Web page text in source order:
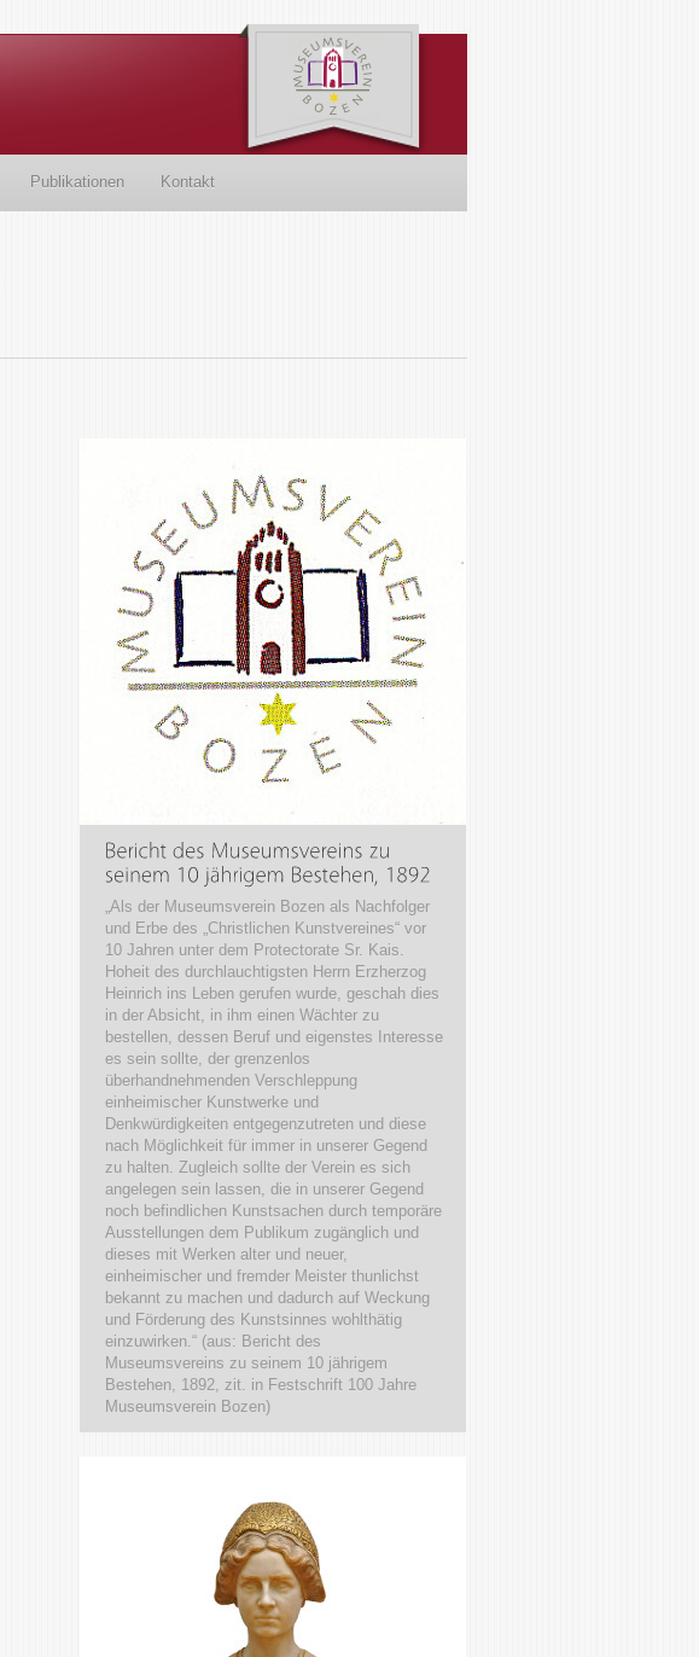
Publikationen Kontakt
„Als der Museumsverein Bozen als Nachfolger
und Erbe des „Christlichen Kunstvereines“ vor
10 Jahren unter dem Protectorate Sr. Kais.
Hoheit des durchlauchtigsten Herrn Erzherzog
Heinrich ins Leben gerufen wurde, geschah dies
in der Absicht, in ihm einen Wächter zu
bestellen, dessen Beruf und eigenstes Interesse
es sein sollte, der grenzenlos
überhandnehmenden Verschleppung
einheimischer Kunstwerke und
Denkwürdigkeiten entgegenzutreten und diese
nach Möglichkeit für immer in unserer Gegend
zu halten. Zugleich sollte der Verein es sich
angelegen sein lassen, die in unserer Gegend
noch befindlichen Kunstsachen durch temporäre
Ausstellungen dem Publikum zugänglich und
dieses mit Werken alter und neuer,
einheimischer und fremder Meister thunlichst
bekannt zu machen und dadurch auf Weckung
und Förderung des Kunstsinnes wohlthätig
einzuwirken.“ (aus: Bericht des
Museumsvereins zu seinem 10 jährigem
Bestehen, 1892, zit. in Festschrift 100 Jahre
Museumsverein Bozen)